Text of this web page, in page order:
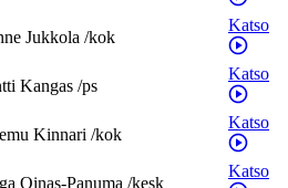
Jukkola /kok
Katso
Kangas /ps
Katso
Kinnari /kok
Katso
Oinas-Panuma /kesk
Katso